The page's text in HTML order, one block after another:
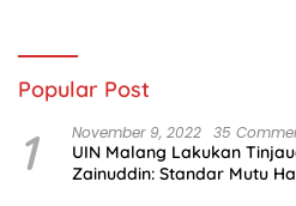
Popular Post
1 November 9, 2022 35
UIN Malang Lakukan
Zainuddin: Standar Mutu